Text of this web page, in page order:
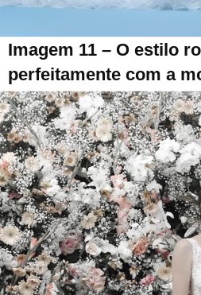
Imagem 11 – O estilo
perfeitamente com a